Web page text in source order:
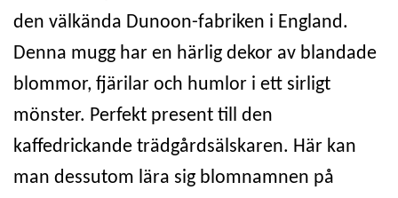
den välkända Dunoon-fabriken i England.
Denna mugg har en härlig dekor av blandade
blommor, fjärilar och humlor i ett sirligt
mönster. Perfekt present till den
kaffedrickande trädgårdsälskaren. Här kan
man dessutom lära sig blomnamnen på